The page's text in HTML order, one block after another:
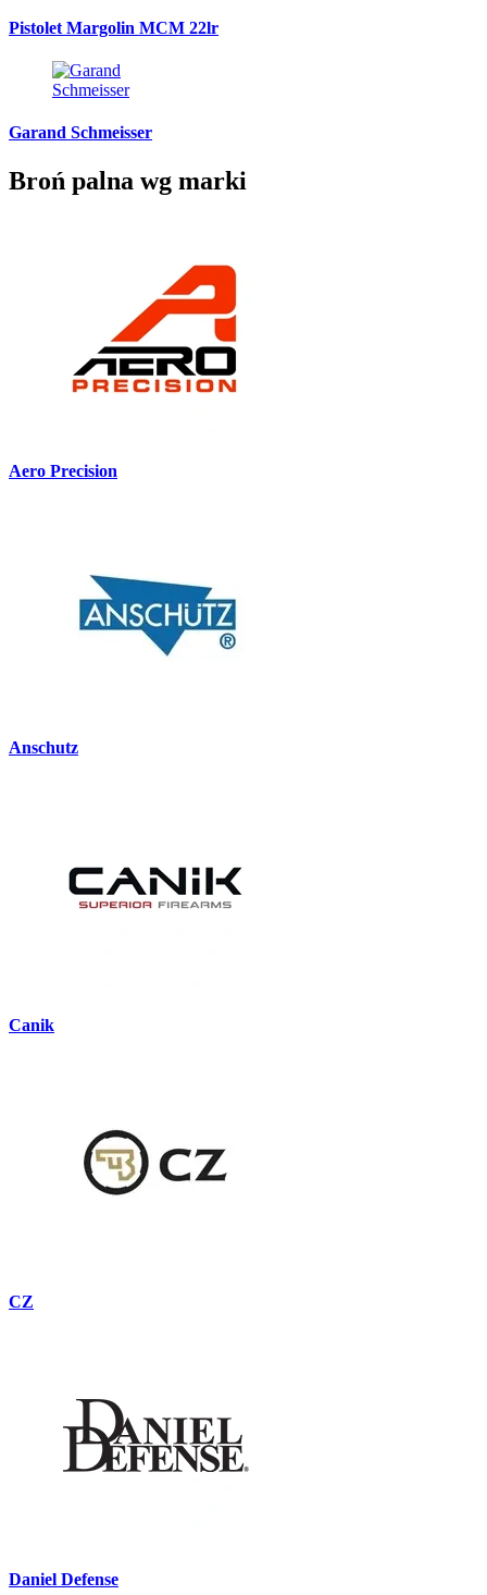
Pistolet Margolin MCM 22lr
Garand Schmeisser
Broń palna wg marki
Aero Precision
Anschutz
Canik
CZ
Daniel Defense